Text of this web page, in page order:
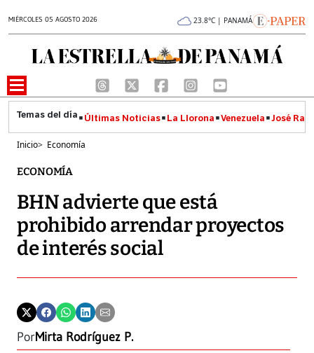
MIÉRCOLES 05 AGOSTO 2026 23.8°C | PANAMÁ
Últimas Noticias La Llorona Venezuela José
Inicio> Economía
ECONOMÍA
BHN advierte que está
prohibido arrendar proyectos
de interés social
PorMirta Rodríguez P.